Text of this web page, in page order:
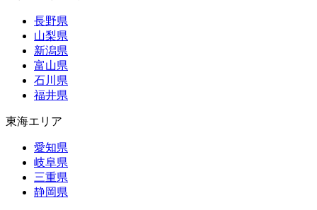
長野県
山梨県
新潟県
富山県
石川県
福井県
東海エリア
愛知県
岐阜県
三重県
静岡県